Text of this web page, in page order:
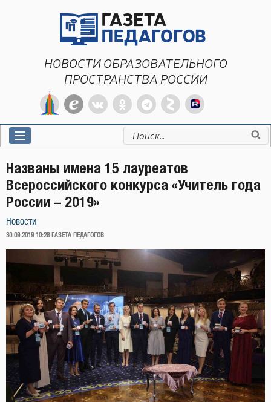
НОВОСТИ ОБРАЗОВАТЕЛЬНОГО
ПРОСТРАНСТВА РОССИИ
Искать:
Названы имена 15 лауреатов
Всероссийского конкурса «Учитель года
России – 2019»
Новости
ОПУБЛИКОВАНО
30.09.2019 10:28 ГАЗЕТА ПЕДАГОГОВ